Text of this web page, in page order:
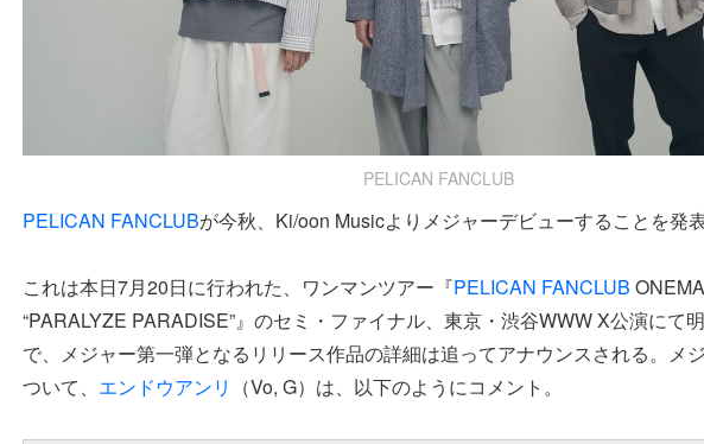
PELICAN FANCLUB
PELICAN FANCLUBが今秋、Ki/oon Musicよりメジャーデビューすることを発
これは本日7月20日に行われた、ワンマンツアー『PELICAN FANCLUB
“PARALYZE PARADISE”』のセミ・ファイナル、東京・渋谷WWW X公演にて
で、メジャー第一弾となるリリース作品の詳細は追ってアナウンスされる。メ
ついて、 エンドウアンリ （Vo, G）は、以下のようにコメント。